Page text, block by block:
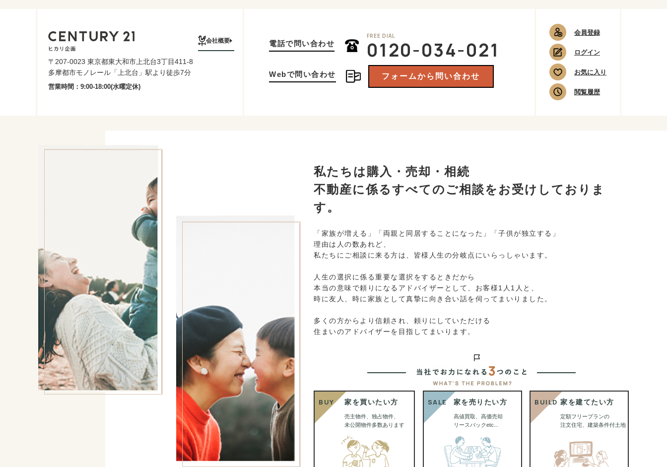
会社概要
〒207-0023 東京都東大和市上北台3丁目411-8
多摩都市モノレール「上北台」駅より徒歩7分
営業時間：9:00-18:00(水曜定休)
電話で問い合わせ
FREE DIAL
0120-034-021
Webで問い合わせ フォームから問い合わせ
会員登録
ログイン
お気に入り
閲覧履歴
私たちは購入・売却・相続
不動産に係るすべてのご相談をお受けしておりま
す。
「家族が増える」「両親と同居することになった」「子供が独立する」
理由は人の数あれど、
私たちにご相談に来る方は、皆様人生の分岐点にいらっしゃいます。
人生の選択に係る重要な選択をするときだから
本当の意味で頼りになるアドバイザーとして、お客様1人1人と、
時に友人、時に家族として真摯に向き合い話を伺ってまいりました。
多くの方からより信頼され、頼りにしていただける
住まいのアドバイザーを目指してまいります。
BUY 家を買いたい方
売主物件、独占物件、
未公開物件多数あります
SALE 家を売りたい方
高値買取、高価売却
リースバックetc...
BUILD 家を建てたい方
定額フリープランの
注文住宅、建築条件付土地